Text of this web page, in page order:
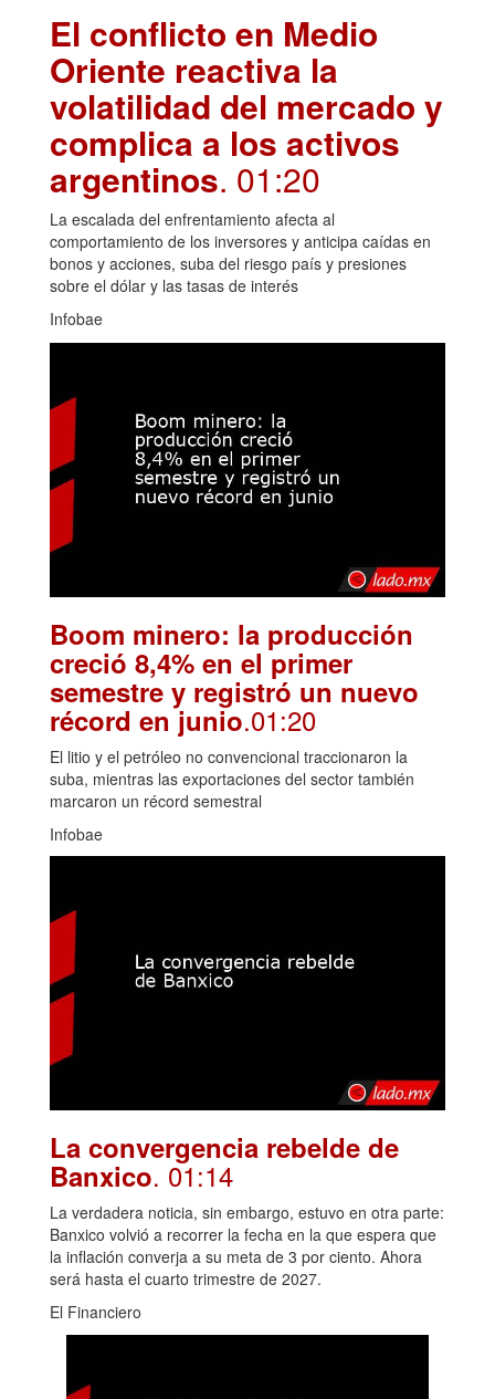
El conflicto en Medio
Oriente reactiva la
volatilidad del mercado y
complica a los activos
argentinos. 01:20
La escalada del enfrentamiento afecta al
comportamiento de los inversores y anticipa caídas en
bonos y acciones, suba del riesgo país y presiones
sobre el dólar y las tasas de interés
Infobae
Boom minero: la producción
creció 8,4% en el primer
semestre y registró un nuevo
récord en junio.01:20
El litio y el petróleo no convencional traccionaron la
suba, mientras las exportaciones del sector también
marcaron un récord semestral
Infobae
La convergencia rebelde de
Banxico. 01:14
La verdadera noticia, sin embargo, estuvo en otra parte:
Banxico volvió a recorrer la fecha en la que espera que
la inflación converja a su meta de 3 por ciento. Ahora
será hasta el cuarto trimestre de 2027.
El Financiero